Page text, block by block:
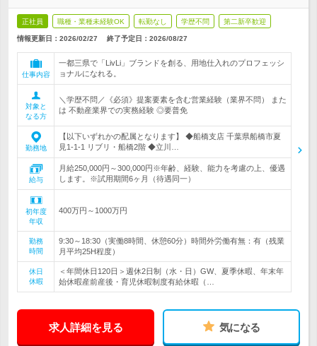
正社員 職種・業種未経験OK 転勤なし 学歴不問 第二新卒歓迎
情報更新日：2026/02/27 終了予定日： 2026/08/27
仕事内容
一都三県で「LivLi」ブランドを創る、用地仕入れのプロフェッシ
ョナルになれる。
対象と
なる方
＼学歴不問／《必須》提案要素を含む営業経験（業界不問） また
は 不動産業界での実務経験 ◎要普免
勤務地
【以下いずれかの配属となります】 ◆船橋支店 千葉県船橋市夏
見1-1-1 リブリ・船橋2階 ◆立川…
給与
月給250,000円～300,000円※年齢、経験、能力を考慮の上、優遇
します。※試用期間6ヶ月（待遇同一）
初年度
年収
400万円～1000万円
勤務
時間
9:30～18:30（実働8時間、休憩60分）時間外労働有無：有（残業
月平均25H程度）
休日
休暇
＜年間休日120日＞週休2日制（水・日）GW、夏季休暇、年末年
始休暇産前産後・育児休暇制度有給休暇（…
求人詳細を見る 気になる